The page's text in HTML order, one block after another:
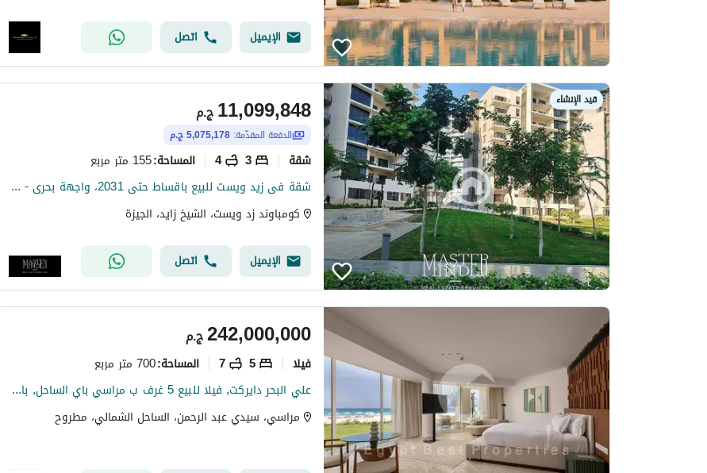
الإيميل اتصل
قيد الإنشاء
ج.م11,099,848
الدفعة المقدّمة: 5,075,178 ج.م
شقة 3
4 المساحة:155 متر مربع
شقة فى زيد ويست للبيع باقساط حتى 2031، واجهة بحرى - متشطبة بالكامل
كومباوند زد ويست، الشيخ زايد، الجيزة
الإيميل اتصل
ج.م242,000,000
فیلا 5
7 المساحة:700 متر مربع
علي البحر دايركت, فيلا للبيع 5 غرف ب مراسي باي الساحل, بافضل لوكيشن وسعر مع اعمار
مراسي، سيدي عبد الرحمن، الساحل الشمالي، مطروح